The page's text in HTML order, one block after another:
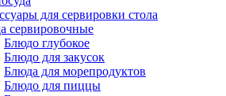
для сервировки стола
сервировочные
Блюдо глубокое
Блюдо для закусок
Блюда для морепродуктов
Блюдо для пиццы